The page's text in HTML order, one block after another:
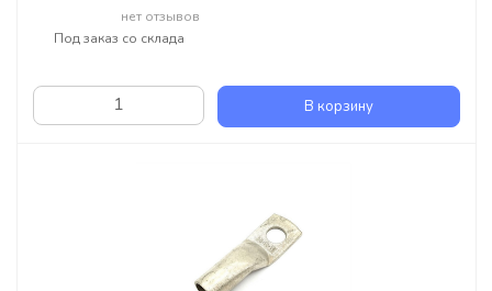
нет отзывов
Под заказ со склада
В корзину